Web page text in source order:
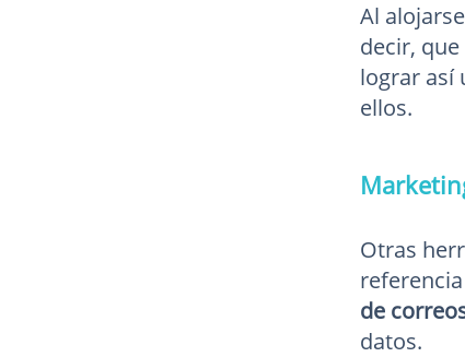
Al
decir,
lograr así
ellos.
Otras
de
datos.